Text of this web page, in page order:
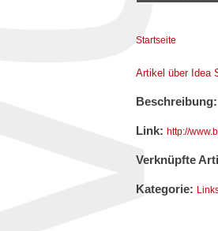
Sie sind hier
Startseite
Artikel über Idea
Beschreibung:
Link: http://
Verknüpfte
Kategorie: